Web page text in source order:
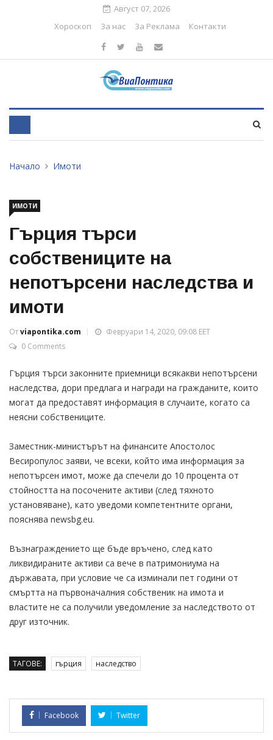
Август 07, 2026
Хороскоп
За нас За Реклама Контакти
Начало Имоти
ИМОТИ
Гърция търси
собствениците на
непотърсени наследства и
имоти
Отviapontika.com
Февруари 14, 2020, 09:08 EET
0 Comments
Гърция търси законните приемници всякакви непотърсени
наследства, дори предлага и награди на гражданите, които
могат да предоставят информация в случаите, когато са
неясни собствениците.
Заместник-министърът на финансите Апостолос
Весиропулос заяви, че всеки, който има информация за
непотърсен имот, може да спечели до 10 процента от
стойността на посочените активи (след тяхното
установяване), като уведоми компетентните органи,
пояснява newsbg.eu.
Възнаграждението ще бъде връчено, след като
ликвидираните активи са вече в патримониума на
държавата, при условие че са изминали пет години от
смъртта на първоначалния собственик на имота и
властите не са получили уведомление за наследството от
друг източник.
ТАГОВЕ: гърция наследство
Facebook Twitter